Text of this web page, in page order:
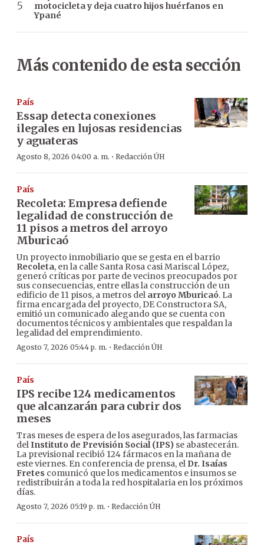
motocicleta y deja cuatro hijos huérfanos en
Ypané
Más contenido de esta sección
País
Essap detecta conexiones
ilegales en lujosas residencias
y aguateras
Agosto 8, 2026 04:00 a. m. · Redacción ÚH
País
Recoleta: Empresa defiende
legalidad de construcción de
11 pisos a metros del arroyo
Mburicaó
Un proyecto inmobiliario que se gesta en el barrio
Recoleta, en la calle Santa Rosa casi Mariscal López,
generó críticas por parte de vecinos preocupados por
sus consecuencias, entre ellas la construcción de un
edificio de 11 pisos, a metros del arroyo Mburicaó. La
firma encargada del proyecto, DE Constructora SA,
emitió un comunicado alegando que se cuenta con
documentos técnicos y ambientales que respaldan la
legalidad del emprendimiento.
Agosto 7, 2026 05:44 p. m. · Redacción ÚH
País
IPS recibe 124 medicamentos
que alcanzarán para cubrir dos
meses
Tras meses de espera de los asegurados, las farmacias
delInstituto de Previsión Social (IPS) se abastecerán.
La previsional recibió 124 fármacos en la mañana de
este viernes. En conferencia de prensa, el Dr. Isaías
Fretes comunicó que los medicamentos e insumos se
redistribuirán a toda la red hospitalaria en los próximos
días.
Agosto 7, 2026 05:19 p. m. · Redacción ÚH
País